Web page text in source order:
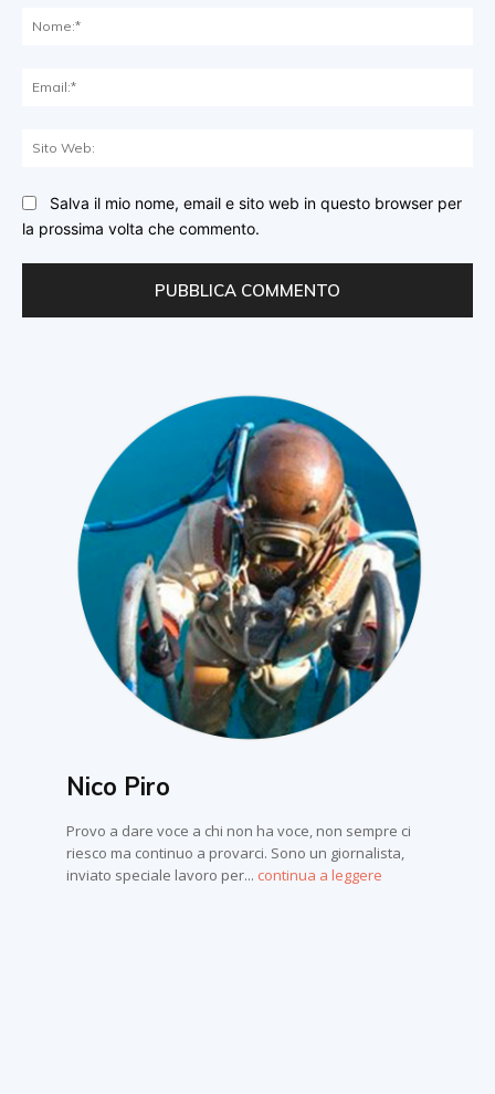
Salva il mio nome, email e sito web in questo browser per
la prossima volta che commento.
Nico Piro
Provo a dare voce a chi non ha voce, non sempre ci
riesco ma continuo a provarci. Sono un giornalista,
inviato speciale lavoro per... continua a leggere